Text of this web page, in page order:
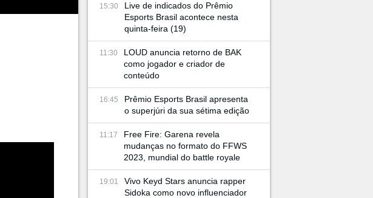
15:30
Live de indicados do Prêmio
Esports Brasil acontece nesta
quinta-feira (19)
11:30
LOUD anuncia retorno de BAK
como jogador e criador de
conteúdo
16:45
Prêmio Esports Brasil apresenta
o superjúri da sua sétima edição
11:17
Free Fire: Garena revela
mudanças no formato do FFWS
2023, mundial do battle royale
19:01
Vivo Keyd Stars anuncia rapper
Sidoka como novo influenciador